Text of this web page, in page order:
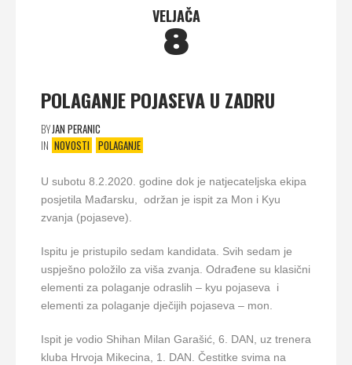
VELJAČA
8
POLAGANJE POJASEVA U ZADRU
BYJAN PERANIC
IN NOVOSTI POLAGANJE
U subotu 8.2.2020. godine dok je natjecateljska ekipa
posjetila Mađarsku, održan je ispit za Mon i Kyu
zvanja (pojaseve).
Ispitu je pristupilo sedam kandidata. Svih sedam je
uspješno položilo za viša zvanja. Odrađene su klasični
elementi za polaganje odraslih – kyu pojaseva i
elementi za polaganje dječijih pojaseva – mon.
Ispit je vodio Shihan Milan Garašić, 6. DAN, uz trenera
kluba Hrvoja Mikecina, 1. DAN. Čestitke svima na